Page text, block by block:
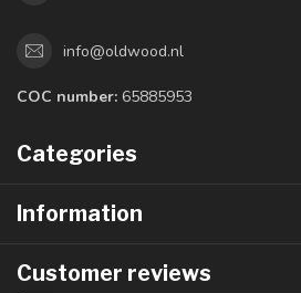
info@oldwood.nl
COC number: 65885953
Categories
Information
Customer reviews